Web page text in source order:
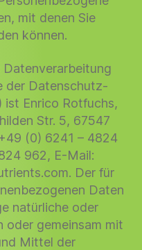
mit denen Sie
können.
der Datenschutz-
ist Enrico Rotfuchs,
Str. 5, 67547
(0) 6241 – 4824
962, E-Mail:
Der für
Daten
natürliche oder
oder gemeinsam mit
Mittel der